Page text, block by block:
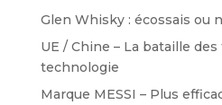
Glen Whisky : écossais ou
UE / Chine – La bataille
technologie
Marque MESSI – Plus